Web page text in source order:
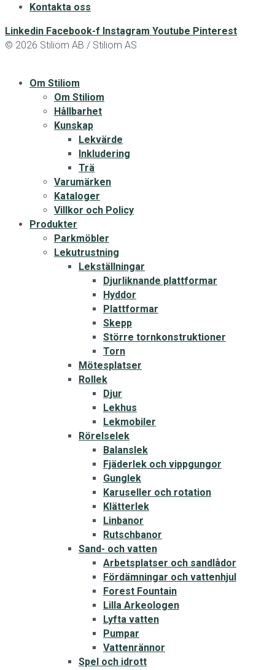
Kontakta oss
Linkedin Facebook-f Instagram Youtube Pinterest
© 2026 Stiliom AB / Stiliom AS
Om Stiliom
Om Stiliom
Hållbarhet
Kunskap
Lekvärde
Inkludering
Trä
Varumärken
Kataloger
Villkor och Policy
Produkter
Parkmöbler
Lekutrustning
Lekställningar
Djurliknande plattformar
Hyddor
Plattformar
Skepp
Större tornkonstruktioner
Torn
Mötesplatser
Rollek
Djur
Lekhus
Lekmobiler
Rörelselek
Balanslek
Fjäderlek och vippgungor
Gunglek
Karuseller och rotation
Klätterlek
Linbanor
Rutschbanor
Sand- och vatten
Arbetsplatser och sandlådor
Fördämningar och vattenhjul
Forest Fountain
Lilla Arkeologen
Lyfta vatten
Pumpar
Vattenrännor
Spel och idrott